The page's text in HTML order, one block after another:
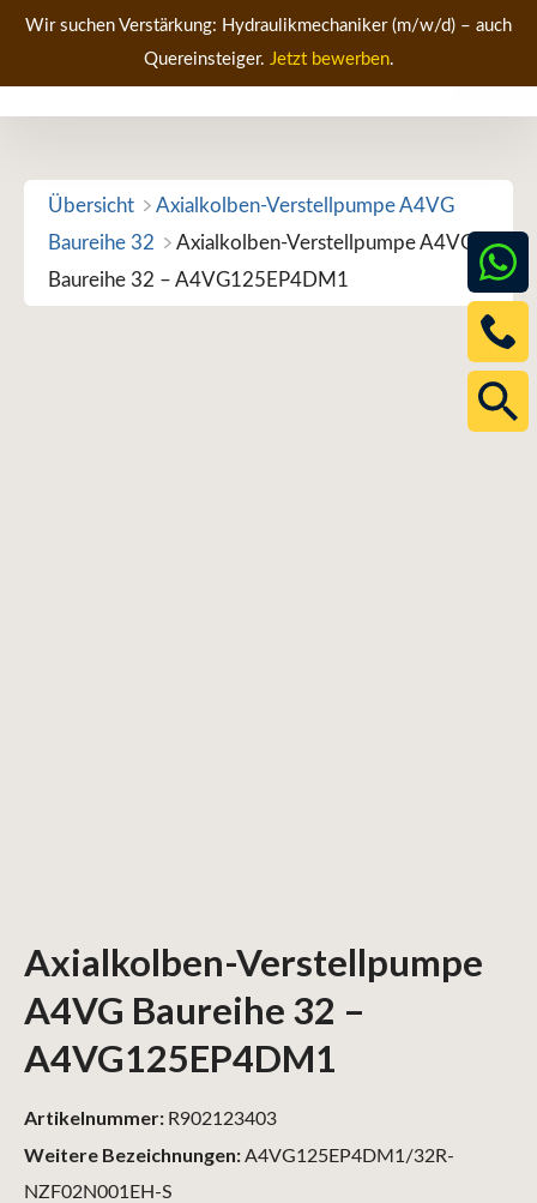
Zum
springen
Wir suchen Verstärkung: Hydraulikmechaniker (m/w/d) – auch
Quereinsteiger. Jetzt bewerben.
Übersicht
Axialkolben-Verstellpumpe A4VG
Baureihe 32
Axialkolben-Verstellpumpe A4VG
Baureihe 32 – A4VG125EP4DM1
Axialkolben-Verstellpumpe
A4VG Baureihe 32 –
A4VG125EP4DM1
Weitere Bezeichnungen:A4VG125EP4DM1/32R-
NZF02N001EH-S
Artikelnummer: R902123403